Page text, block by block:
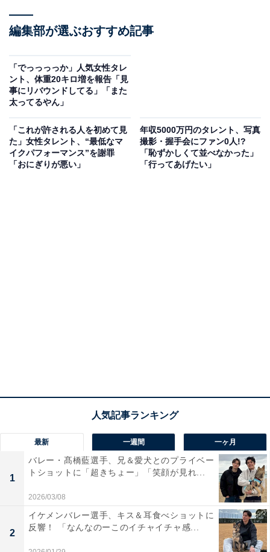
編集部が選ぶおすすめ記事
「でっっっっか」人気女性タレ
ント、体重20キロ増を報告「見
事にリバウンドしてる」「また
太ってるやん」
「これが許される人を初めて見
た」女性タレント、“最低なマ
イクパフォーマンス”を謝罪
「おにぎりが悪い」
年収5000万円のタレント、写真
撮影・握手会にファン0人!?
「恥ずかしくて並べなかった」
「行ってあげたい」
最新 一週間 一ヶ月
1
バレー・髙橋藍選手、兄＆愛犬とのプライベー
トショットに「超きちょー」「笑顔が見れ...
2026/03/08
2
イケメンバレー選手、キス＆耳食べショットに
反響！ 「なんなのーこのイチャイチャ感...